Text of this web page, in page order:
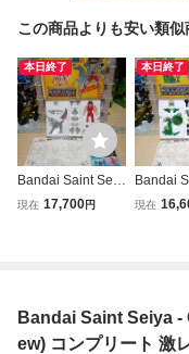
この商品よりも安い類似
本日終了
Bandai Saint Seiy
a - Bronze Saint /
現在 17,700円
本日終了
Bandai
a -
現在
Bandai Saint Seiya -
ew) コンプリート 激